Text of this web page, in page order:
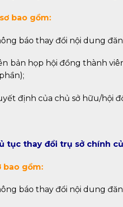
sơ bao gồm:
báo thay đổi nội dung
bản họp hội đồng thành
định của chủ sở hữu/hội
tục thay đổi trụ sở chính
bao gồm:
báo thay đổi nội dung